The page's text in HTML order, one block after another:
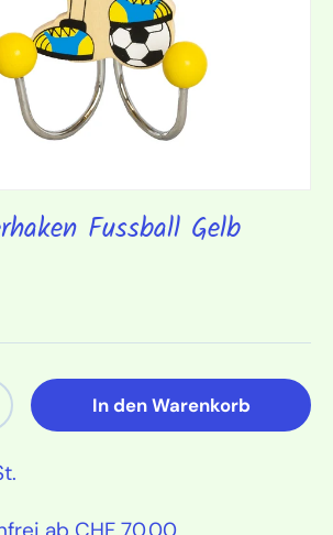
Fussball Gelb
erhöhenIn den Warenkorb